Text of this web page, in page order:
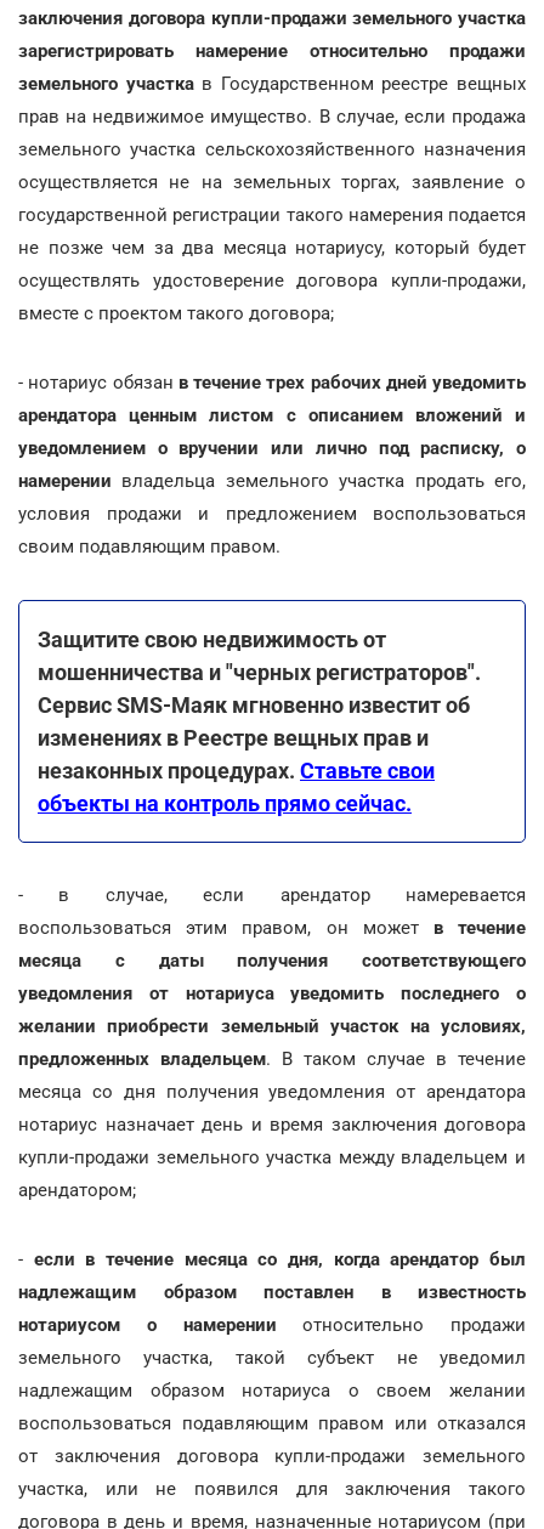
заключения договора купли-продажи земельного участка
зарегистрировать намерение относительно продажи
земельного участкав Государственном реестре вещных
прав на недвижимое имущество. В случае, если продажа
земельного участка сельскохозяйственного назначения
осуществляется не на земельных торгах, заявление о
государственной регистрации такого намерения подается
не позже чем за два месяца нотариусу, который будет
осуществлять удостоверение договора купли-продажи,
вместе с проектом такого договора;
- нотариус обязан в течение трех рабочих дней уведомить
арендатора ценным листом с описанием вложений и
уведомлением о вручении или лично под расписку, о
намерении владельца земельного участка продать его,
условия продажи и предложением воспользоваться
своим подавляющим правом.
Защитите свою недвижимость от
мошенничества и "черных регистраторов".
Сервис SMS-Маяк мгновенно известит об
изменениях в Реестре вещных прав и
незаконных процедурах. Ставьте свои
объекты на контроль прямо сейчас.
- в случае, если арендатор намеревается
воспользоваться этим правом, он может в течение
месяца с даты получения соответствующего
уведомления от нотариуса уведомить последнего о
желании приобрести земельный участок на условиях,
предложенных владельцем. В таком случае в течение
месяца со дня получения уведомления от арендатора
нотариус назначает день и время заключения договора
купли-продажи земельного участка между владельцем и
арендатором;
- если в течение месяца со дня, когда арендатор был
надлежащим образом поставлен в известность
нотариусом о намерении относительно продажи
земельного участка, такой субъект не уведомил
надлежащим образом нотариуса о своем желании
воспользоваться подавляющим правом или отказался
от заключения договора купли-продажи земельного
участка, или не появился для заключения такого
договора в день и время, назначенные нотариусом (при